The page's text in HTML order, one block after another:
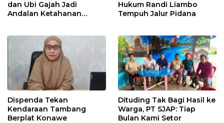
dan Ubi Gajah Jadi
Andalan Ketahanan
Hukum Randi Liambo
Tempuh Jalur Pidana
Dispenda Tekan
Kendaraan Tambang
Berplat Konawe
Dituding Tak Bagi Hasil ke
Warga, PT SJAP: Tiap
Bulan Kami Setor